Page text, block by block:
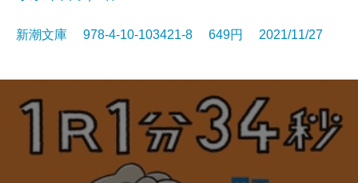
新潮文庫 978-4-10-103421-8 649円 2021/11/27